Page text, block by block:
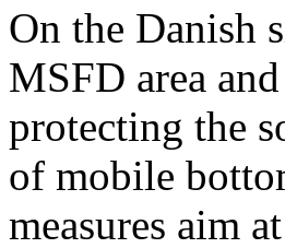
On the Danish
MSFD area
protecting the
of mobile
measures aim